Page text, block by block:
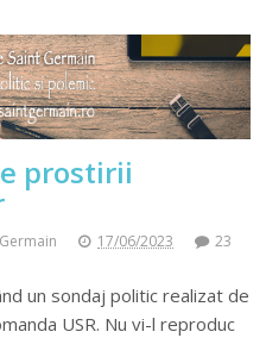
prostirii
17/06/2023
23
un sondaj politic realizat de
USR. Nu vi-l reproduc